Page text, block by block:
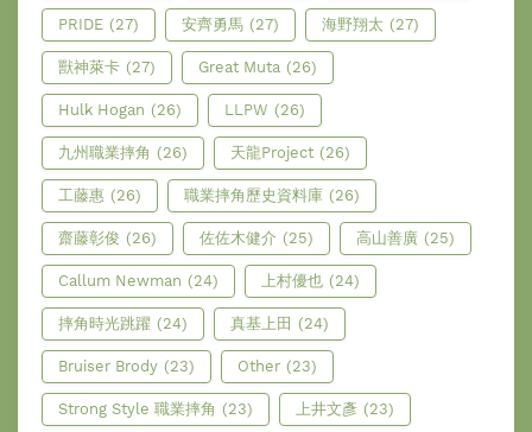
PRIDE (27) 安齊勇馬 (27) 海野翔太 (27)
獸神萊卡 (27) Great Muta (26)
Hulk Hogan (26) LLPW (26)
九州職業摔角 (26) 天龍Project (26)
工藤惠 (26) 職業摔角歷史資料庫 (26)
齋藤彰俊 (26) 佐佐木健介 (25) 高山善廣 (25)
Callum Newman (24) 上村優也 (24)
摔角時光跳躍 (24) 真基上田 (24)
Bruiser Brody (23) Other (23)
Strong Style 職業摔角 (23) 上井文彥 (23)